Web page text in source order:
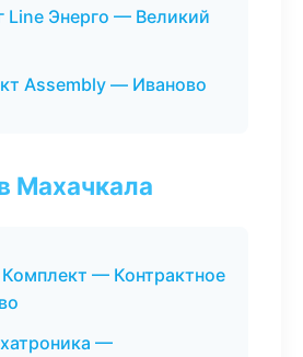
Line Энерго — Великий
Assembly — Иваново
Махачкала
— Контрактное
—